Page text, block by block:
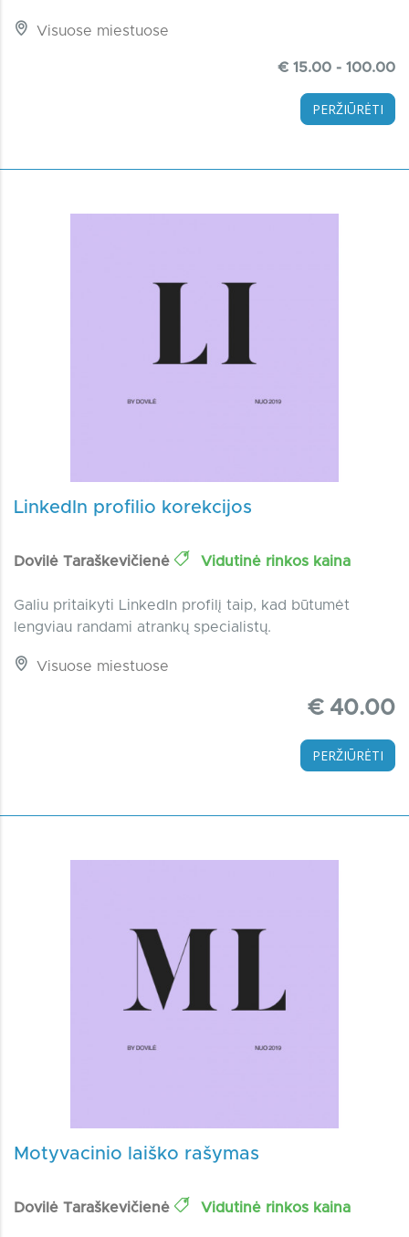
Visuose miestuose
€ 15.00 - 100.00
PERŽIŪRĖTI
LinkedIn profilio korekcijos
Dovilė Taraškevičienė Vidutinė rinkos kaina
Galiu pritaikyti LinkedIn profilį taip, kad būtumėt
lengviau randami atrankų specialistų.
Visuose miestuose
€ 40.00
PERŽIŪRĖTI
Motyvacinio laiško rašymas
Dovilė Taraškevičienė Vidutinė rinkos kaina